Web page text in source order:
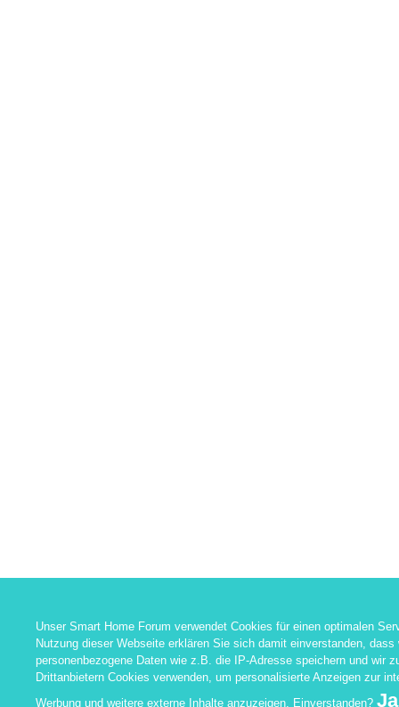
Unser Smart Home Forum verwendet Cookies für einen optimalen
Nutzung dieser Webseite erklären Sie sich damit einverstanden, dass
personenbezogene Daten wie z.B. die IP-Adresse speichern und wir
Drittanbietern Cookies verwenden, um personalisierte Anzeigen zur
Werbung und weitere externe Inhalte anzuzeigen. Einverstanden? Ja